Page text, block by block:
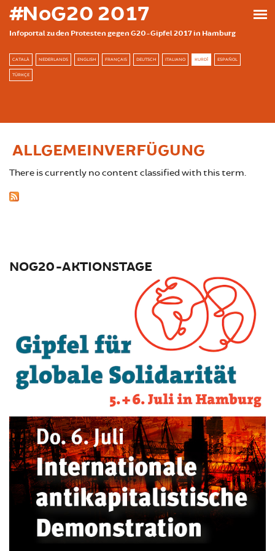
بازبدە بۆ ناوەڕۆکی سەرەکی
#NoG20 2017
Infoportal zu den Protesten gegen G20-Gipfel 2017 in Hamburg
CATALÀ NEDERLANDS ENGLISH FRANÇAIS DEUTSCH ITALIANO KURDÎ ESPAÑOL
TÜRKÇE
ALLGEMEINVERFÜGUNG
There is currently no content classified with this term.
NOG20-AKTIONSTAGE